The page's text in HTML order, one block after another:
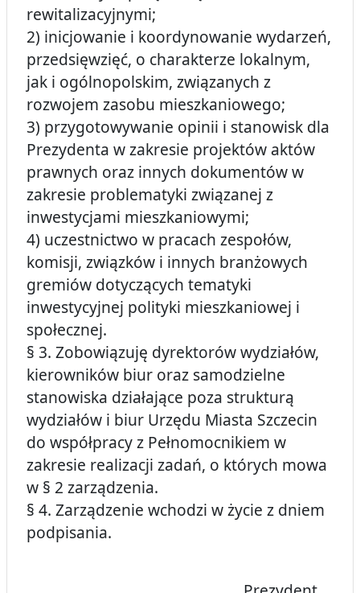
rewitalizacyjnymi;
2) inicjowanie i koordynowanie wydarzeń,
przedsięwzięć, o charakterze lokalnym,
jak i ogólnopolskim, związanych z
rozwojem zasobu mieszkaniowego;
3) przygotowywanie opinii i stanowisk dla
Prezydenta w zakresie projektów aktów
prawnych oraz innych dokumentów w
zakresie problematyki związanej z
inwestycjami mieszkaniowymi;
4) uczestnictwo w pracach zespołów,
komisji, związków i innych branżowych
gremiów dotyczących tematyki
inwestycyjnej polityki mieszkaniowej i
społecznej.
§ 3. Zobowiązuję dyrektorów wydziałów,
kierowników biur oraz samodzielne
stanowiska działające poza strukturą
wydziałów i biur Urzędu Miasta Szczecin
do współpracy z Pełnomocnikiem w
zakresie realizacji zadań, o których mowa
w § 2 zarządzenia.
§ 4. Zarządzenie wchodzi w życie z dniem
podpisania.